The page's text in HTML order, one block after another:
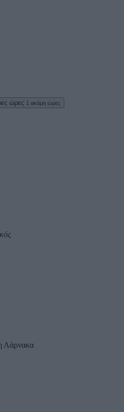
ώρες 1 ακόμη ώρες
Λάρνακα